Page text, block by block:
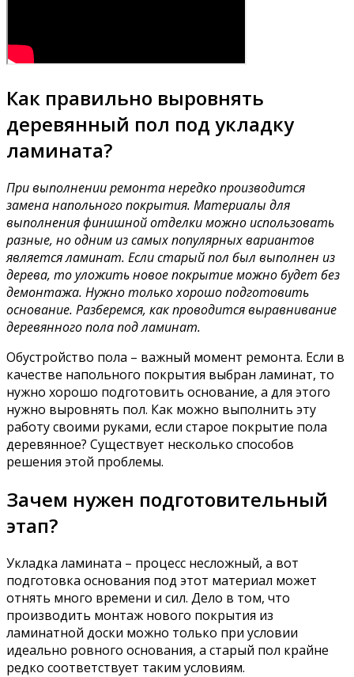
Как правильно выровнять
деревянный пол под укладку
ламината?
При выполнении ремонта нередко производится
замена напольного покрытия. Материалы для
выполнения финишной отделки можно использовать
разные, но одним из самых популярных вариантов
является ламинат. Если старый пол был выполнен из
дерева, то уложить новое покрытие можно будет без
демонтажа. Нужно только хорошо подготовить
основание. Разберемся, как проводится выравнивание
деревянного пола под ламинат.
Обустройство пола – важный момент ремонта. Если в
качестве напольного покрытия выбран ламинат, то
нужно хорошо подготовить основание, а для этого
нужно выровнять пол. Как можно выполнить эту
работу своими руками, если старое покрытие пола
деревянное? Существует несколько способов
решения этой проблемы.
Зачем нужен подготовительный
этап?
Укладка ламината – процесс несложный, а вот
подготовка основания под этот материал может
отнять много времени и сил. Дело в том, что
производить монтаж нового покрытия из
ламинатной доски можно только при условии
идеально ровного основания, а старый пол крайне
редко соответствует таким условиям.